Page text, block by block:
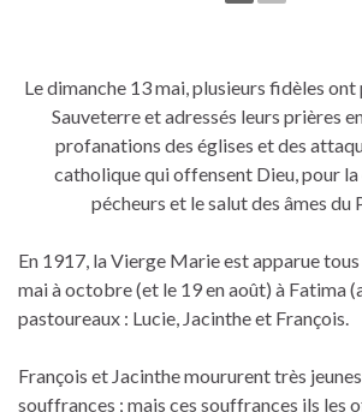
Le dimanche 13 mai, plusieurs fidèles ont
Sauveterre et adressés leurs prières
profanations des églises et des
catholique qui offensent Dieu, pour
pécheurs et le salut des âmes du
En 1917, la Vierge Marie est apparue
mai à octobre (et le 19 en août) à Fatima
pastoureaux : Lucie, Jacinthe et François.
François et Jacinthe moururent très
souffrances ; mais ces souffrances ils les